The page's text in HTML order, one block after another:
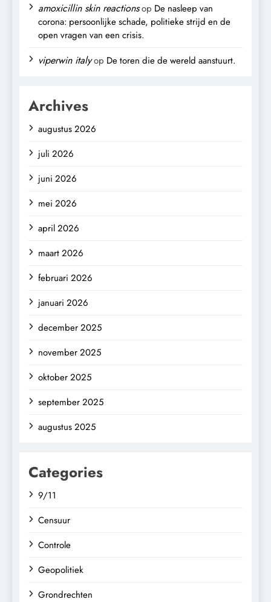
amoxicillin skin reactionsop De nasleep van
corona: persoonlijke schade, politieke strijd en de
open vragen van een crisis.
viperwin italyop De toren die de wereld aanstuurt.
Archives
augustus 2026
juli 2026
juni 2026
mei 2026
april 2026
maart 2026
februari 2026
januari 2026
december 2025
november 2025
oktober 2025
september 2025
augustus 2025
Categories
9/11
Censuur
Controle
Geopolitiek
Grondrechten